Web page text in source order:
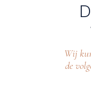
Wij
de